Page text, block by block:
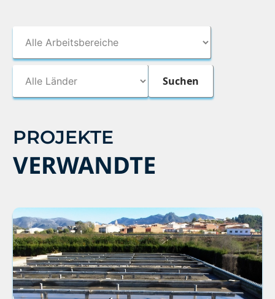
PROJEKTE
VERWANDTE